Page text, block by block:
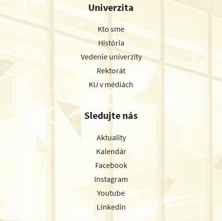
Univerzita
Kto sme
História
Vedenie univerzity
Rektorát
KU v médiách
Sledujte nás
Aktuality
Kalendár
Facebook
Instagram
Youtube
Linkedin